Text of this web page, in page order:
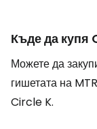
Къде да
Можете да
гишетата на
Circle K.